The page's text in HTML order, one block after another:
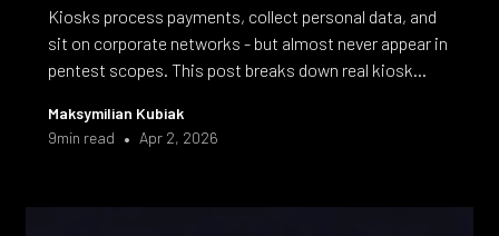
Kiosks process payments, collect personal data, and
sit on corporate networks - but almost never appear in
pentest scopes. This post breaks down real kiosk
require testing, and what a kiosk penetration test
actually covers.
Maksymilian Kubiak
9min read • Apr 2, 2026